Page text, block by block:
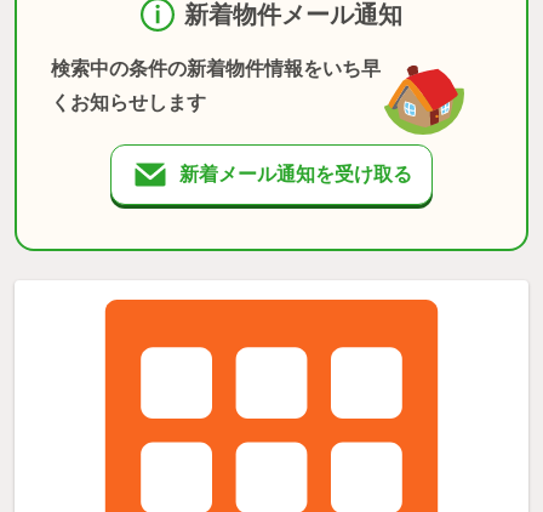
新着物件メール通知
検索中の条件の新着物件情報をいち早
くお知らせします
新着メール通知を受け取る